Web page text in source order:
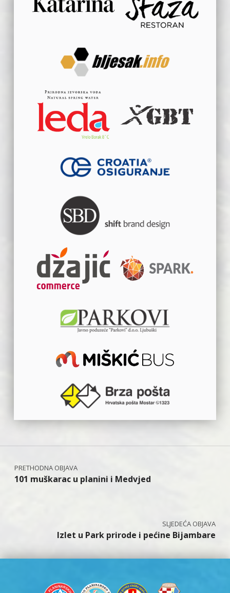
Navigacija objava
101 muškarac u planini i Medvjed
Izlet u Park prirode i pećine Bijambare